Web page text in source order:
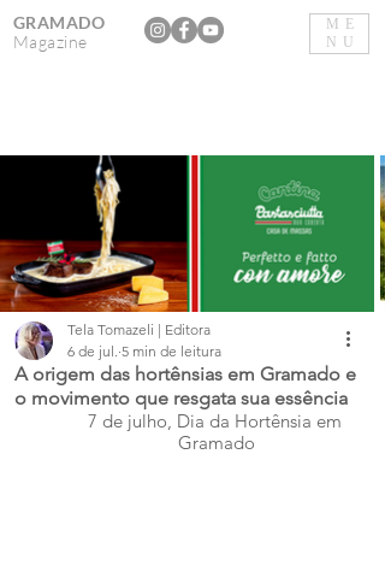
ME
NU
GRAMADO
Magazine
A origem das hortênsias em Gramado e
o movimento que resgata sua essência
Tela Tomazeli | Editora
6 de jul. 5 min de leitura
7 de julho, Dia da Hortênsia em
Gramado